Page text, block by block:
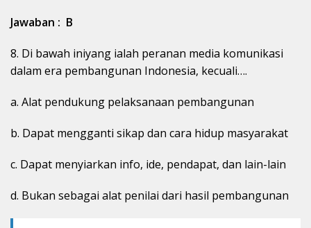
Jawaban : B
8. Di bawah iniyang ialah peranan media komunikasi
dalam era pembangunan Indonesia, kecuali….
a. Alat pendukung pelaksanaan pembangunan
b. Dapat mengganti sikap dan cara hidup masyarakat
c. Dapat menyiarkan info, ide, pendapat, dan lain-lain
d. Bukan sebagai alat penilai dari hasil pembangunan